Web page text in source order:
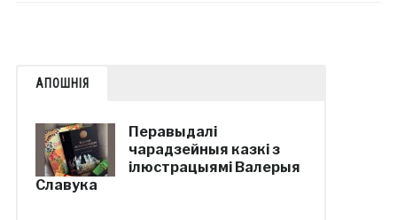
АПОШНІЯ
Перавыдалі
чарадзейныя казкі з
ілюстрацыямі Валерыя
Славука